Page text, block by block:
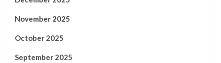
November 2025
October 2025
September 2025